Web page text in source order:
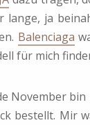
lange, ja
Balenciaga
für mich
November
bestellt. Mir